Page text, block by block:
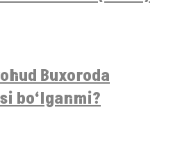
Buxoroda
bo‘lganmi?